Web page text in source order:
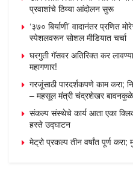
प्रवाशांचे ठिय्या आंदोलन सुरू
‘३७० बिर्याणी’ वादानंतर प्रणित
स्पेशलवरून सोशल मीडियात चर्चा
घरगुती गॅसवर अतिरिक्त कर
महागणार!
गरजूंसाठी पारदर्शकपणे काम करा;
– महसूल मंत्री चंद्रशेखर बावनकुळे
संकल्प संस्थेचे कार्य आता एका
हस्ते उद्घाटन
मेट्रो प्रकल्प तीन वर्षांत पूर्ण करा;